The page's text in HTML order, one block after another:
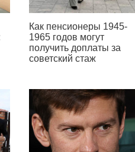
по
Как пенсионеры 1945-
1965 годов могут
получить доплаты за
советский стаж